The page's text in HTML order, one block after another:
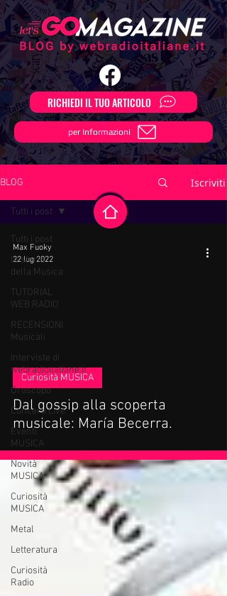
RICHIEDI IL TUO ARTICOLO
per Informazioni
BLOG Iscriviti
Tutti i post
la storia
della Musica
TUTORIAL
WEB RADIO
RECENSIONI
Musicali
Interviste di
webradioitaliane.it
Oroscopo
Concerti Live
Eventi
MUSICA
Novità
MUSICA
Curiosità
MUSICA
Metal
Letteratura
Curiosità
Radio
Tutti i post
Dal gossip alla scoperta
musicale: María Becerra.
Curiosità MUSICA
Max Fuoky
22 lug 2022